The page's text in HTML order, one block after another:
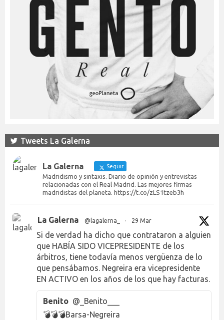
Tweets La Galerna
La Galerna Seguir
Madridismo y sintaxis. Diario de opinión y entrevistas
relacionadas con el Real Madrid. Las mejores firmas
madridistas del planeta. https://t.co/zLS1tzeb3h
La Galerna @lagalerna_ · 29 Mar
Si de verdad ha dicho que contrataron a alguien
que HABÍA SIDO VICEPRESIDENTE de los
árbitros, tiene todavía menos vergüenza de lo
que pensábamos. Negreira era vicepresidente
EN ACTIVO en los años de los que hay facturas.
Benito @_Benito___
💣💣💣Barsa-Negreira